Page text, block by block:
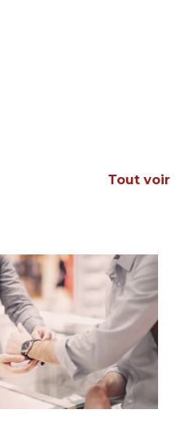
Tout voir